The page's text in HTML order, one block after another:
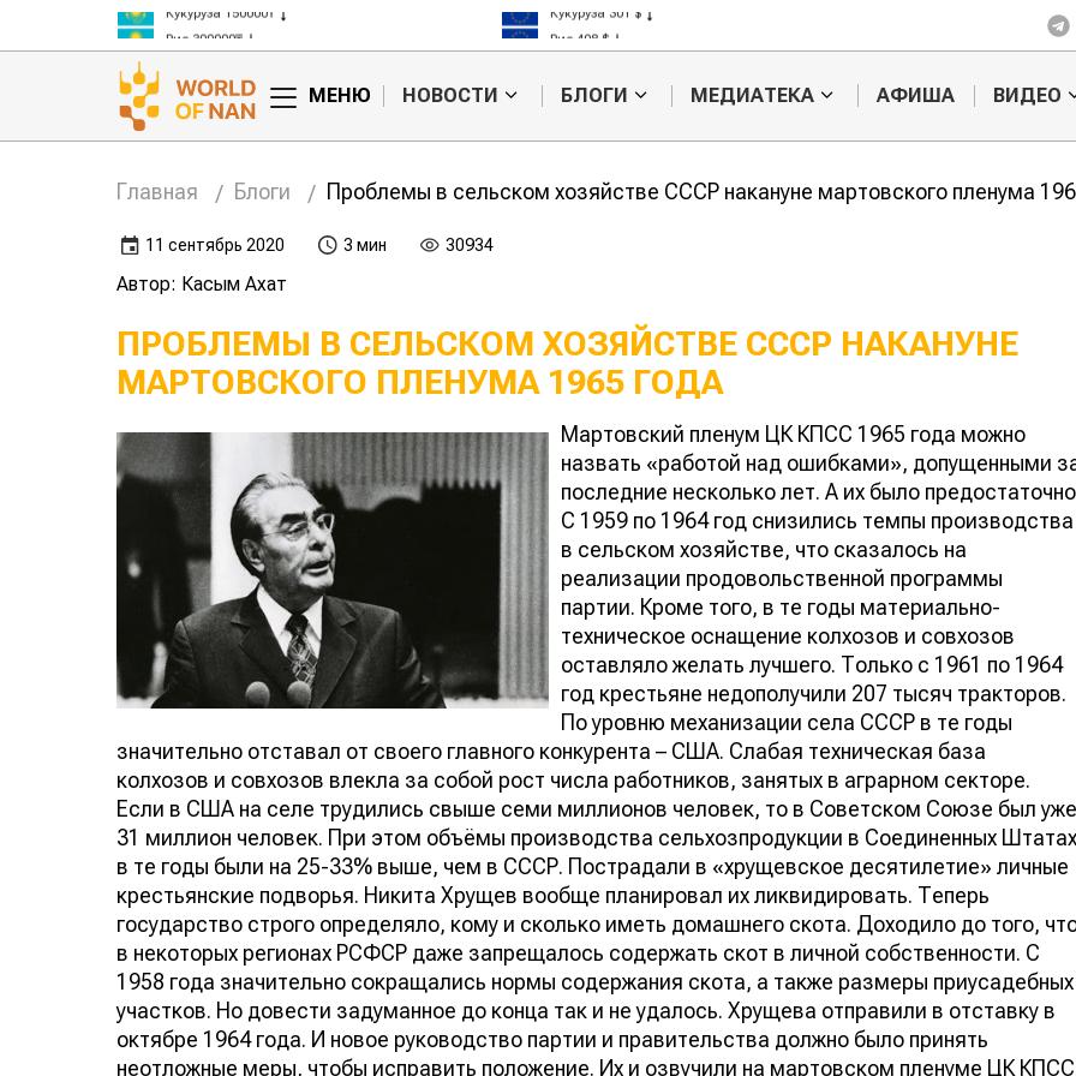
Кукуруза 150000₸
Рис 300000₸
Пшеница 3 класс 125000₸
Кукуруза 301 $
Рис 408 $
МЕНЮ НОВОСТИ БЛОГИ МЕДИАТЕКА АФИША ВИДЕО
Главная Блоги Проблемы в сельском хозяйстве СССР накануне мартовского пленума
11 сентябрь 2020 3 мин 30934
Автор: Касым Ахат
ПРОБЛЕМЫ В СЕЛЬСКОМ ХОЗЯЙСТВЕ СССР НАКАНУНЕ
МАРТОВСКОГО ПЛЕНУМА 1965 ГОДА
Мартовский пленум ЦК КПСС 1965 года можно
назвать «работой над ошибками», допущенными
последние несколько лет. А их было
С 1959 по 1964 год снизились темпы производства
в сельском хозяйстве, что сказалось на
реализации продовольственной программы
партии. Кроме того, в те годы материально-
техническое оснащение колхозов и совхозов
оставляло желать лучшего. Только с 1961 по 1964
год крестьяне недополучили 207 тысяч тракторов.
По уровню механизации села СССР в те годы
значительно отставал от своего главного конкурента – США. Слабая техническая база
колхозов и совхозов влекла за собой рост числа работников, занятых в аграрном секторе.
Если в США на селе трудились свыше семи миллионов человек, то в Советском Союзе был уже
31 миллион человек. При этом объёмы производства сельхозпродукции в Соединенных Штатах
в те годы были на 25-33% выше, чем в СССР. Пострадали в «хрущевское десятилетие» личные
крестьянские подворья. Никита Хрущев вообще планировал их ликвидировать. Теперь
государство строго определяло, кому и сколько иметь домашнего скота. Доходило до того,
в некоторых регионах РСФСР даже запрещалось содержать скот в личной собственности. С
1958 года значительно сокращались нормы содержания скота, а также размеры приусадебных
участков. Но довести задуманное до конца так и не удалось. Хрущева отправили в отставку в
октябре 1964 года. И новое руководство партии и правительства должно было принять
неотложные меры, чтобы исправить положение. Их и озвучили на мартовском пленуме ЦК
зерновой науки
Плюсы и минусы
освоения целины
последствия
освоения